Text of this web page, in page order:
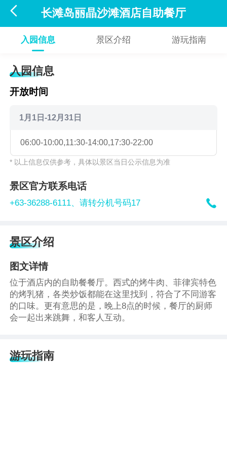
 长滩岛丽晶沙滩酒店自助餐厅
入园信息 景区介绍 游玩指南
入园信息
开放时间
1月1日-12月31日
06:00-10:00,11:30-14:00,17:30-22:00
* 以上信息仅供参考，具体以景区当日公示信息为准
景区官方联系电话
+63-36288-6111、请转分机号码17 
景区介绍
图文详情
位于酒店内的自助餐餐厅。西式的烤牛肉、菲律宾特色
的烤乳猪，各类炒饭都能在这里找到，符合了不同游客
的口味。更有意思的是，晚上8点的时候，餐厅的厨师
会一起出来跳舞，和客人互动。
游玩指南